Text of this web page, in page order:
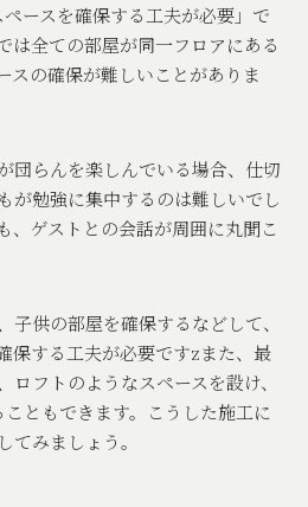
ースを確保する工夫が必要」で
は全ての部屋が同一フロアにある
スの確保が難しいことがありま
団らんを楽しんでいる場合、仕切
が勉強に集中するのは難しいでし
、ゲストとの会話が周囲に丸聞こ
供の部屋を確保するなどして、
保する工夫が必要ですzまた、最
フトのようなスペースを設け、
ともできます。こうした施工に
てみましょう。